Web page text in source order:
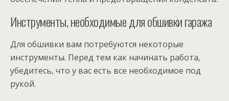
Инструменты, необходимые для обшивки гаража
Для обшивки вам потребуются некоторые
инструменты. Перед тем как начинать работа,
убедитесь, что у вас есть все необходимое под
рукой.